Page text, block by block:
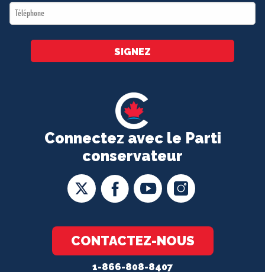
Connectez avec le Parti
conservateur
CONTACTEZ-NOUS
1-866-808-8407
Téléphone
*
SIGNEZ